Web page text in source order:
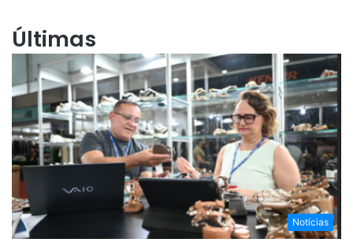
Últimas
Notícias